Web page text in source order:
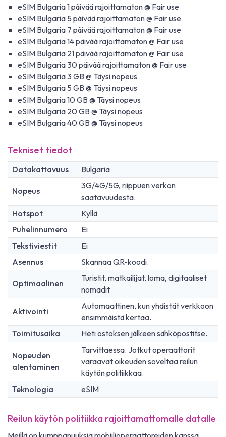
eSIM Bulgaria 1 päivää rajoittamaton @ Fair use
eSIM Bulgaria 5 päivää rajoittamaton @ Fair use
eSIM Bulgaria 7 päivää rajoittamaton @ Fair use
eSIM Bulgaria 14 päivää rajoittamaton @ Fair use
eSIM Bulgaria 21 päivää rajoittamaton @ Fair use
eSIM Bulgaria 30 päivää rajoittamaton @ Fair use
eSIM Bulgaria 3 GB @ Täysi nopeus
eSIM Bulgaria 5 GB @ Täysi nopeus
eSIM Bulgaria 10 GB @ Täysi nopeus
eSIM Bulgaria 20 GB @ Täysi nopeus
eSIM Bulgaria 40 GB @ Täysi nopeus
Tekniset tiedot
Datakattavuus Bulgaria
Nopeus
3G/4G/5G, riippuen verkon
saatavuudesta.
Hotspot
Kyllä
Puhelinnumero
Ei
Tekstiviestit
Ei
Asennus
Skannaa QR-koodi.
Optimaalinen
Turistit, matkailijat, loma, digitaaliset
nomadit
Aktivointi
Automaattinen, kun yhdistät verkkoon
ensimmäistä kertaa.
Toimitusaika
Heti ostoksen jälkeen sähköpostitse.
Nopeuden
alentaminen
Tarvittaessa. Jotkut operaattorit
varaavat oikeuden soveltaa reilun
käytön politiikkaa.
Teknologia
eSIM
Reilun käytön politiikka rajoittamattomalle datalle